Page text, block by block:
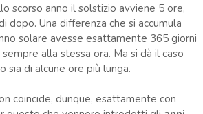
scorso anno il solstizio avviene 5 ore,
dopo. Una differenza che si accumula
solare avesse esattamente 365 giorni
alla stessa ora. Ma si dà il caso
sia di alcune ore più lunga.
coincide, dunque, esattamente con